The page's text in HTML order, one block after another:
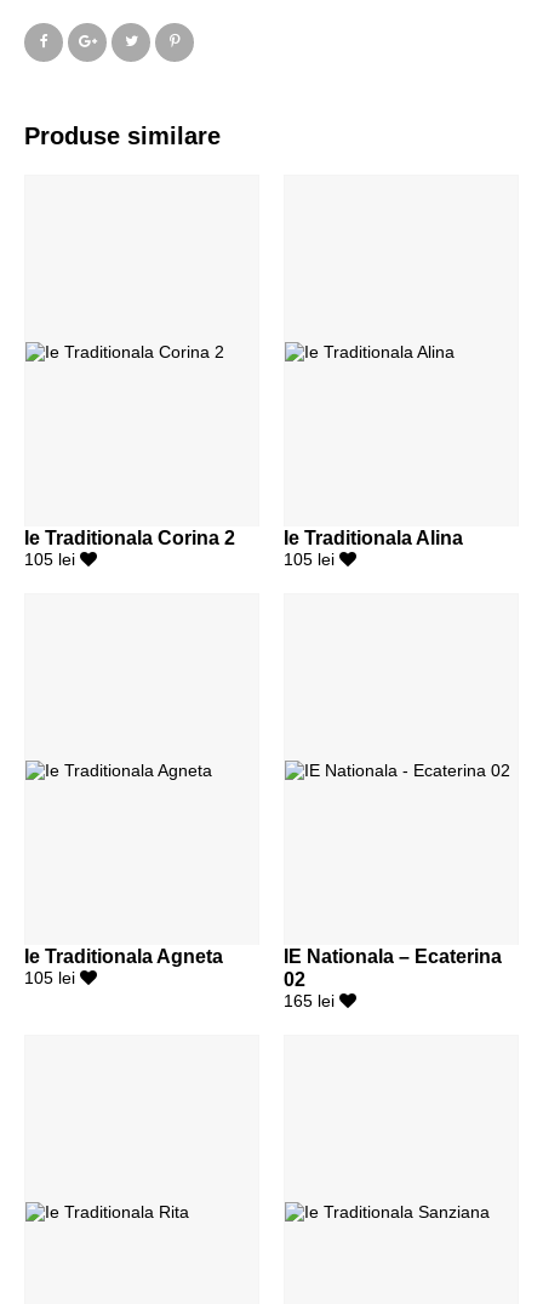
Produse similare
Ie Traditionala Corina 2
105 lei
Ie Traditionala Alina
105 lei
Ie Traditionala Agneta
105 lei
IE Nationala – Ecaterina
02
165 lei